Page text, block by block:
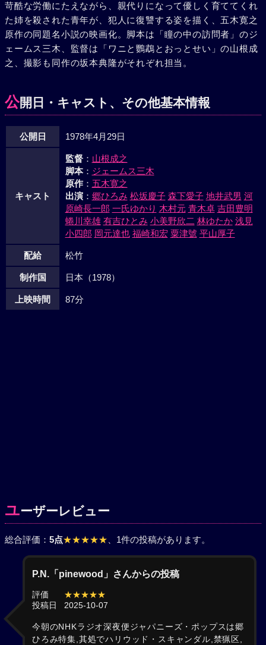
あると聞かされ、激怒する。彰彦が血相を変えて怒る姿を見
て、木島は車で逃げ出す。甲州街道を舞台に、姉の命を奪お
うとした男への復讐に燃える彰彦は、壮烈な闘いを挑もうと
していた。真紀のおもかげを胸に、木島に立ちむかう彰彦は
車のエンジンを始動させた。
苛酷な労働にたえながら、親代りになって優しく育ててくれ
た姉を殺された青年が、犯人に復讐する姿を描く、五木寛之
原作の同題名小説の映画化。脚本は「瞳の中の訪問者」のジ
ェームス三木、監督は「ワニと鸚鵡とおっとせい」の山根成
之、撮影も同作の坂本典隆がそれぞれ担当。
公開日・キャスト、その他基本情報
公開日 1978年4月29日
キャスト
監督： 山根成之
脚本： ジェームス三木
原作： 五木寛之
出演： 郷ひろみ 松坂慶子 森下愛子 地井武男 河
原崎長一郎 一氏ゆかり 木村元 青木卓 吉田豊明
蜷川幸雄 有吉ひとみ 小美野欣二 林ゆたか 浅見
小四郎 岡元達也 福崎和宏 粟津號 平山厚子
配給 松竹
制作国 日本（1978）
上映時間 87分
ユーザーレビュー
総合評価： 5点★★★★★ 、1件の投稿があります。
P.N.「pinewood」さんからの投稿
評価
★★★★★
投稿日
2025-10-07
今朝のNHKラジオ深夜便ジャパニーズ・ポップスは郷
ひろみ特集,其処でハリウッド・スキャンダル,禁猟区,